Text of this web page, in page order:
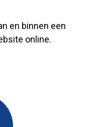
en binnen een
online.